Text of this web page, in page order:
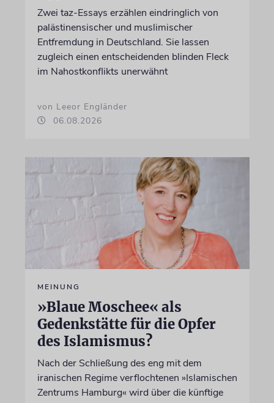
Zwei taz-Essays erzählen eindringlich von
palästinensischer und muslimischer
Entfremdung in Deutschland. Sie lassen
zugleich einen entscheidenden blinden Fleck
im Nahostkonflikts unerwähnt
von Leeor Engländer
06.08.2026
MEINUNG
»Blaue Moschee« als
Gedenkstätte für die Opfer
des Islamismus?
Nach der Schließung des eng mit dem
iranischen Regime verflochtenen »Islamischen
Zentrums Hamburg« wird über die künftige